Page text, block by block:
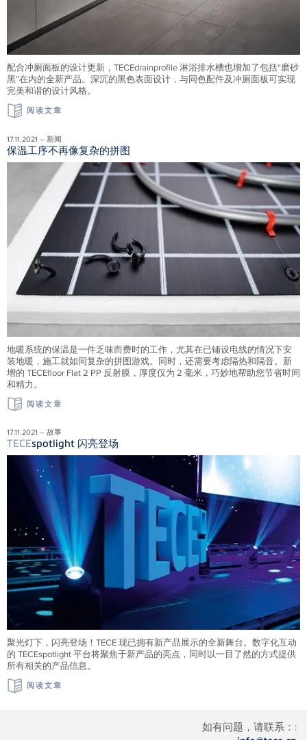
如有问题，请联系：:
配合冲厕面板的设计更新，TECEdrainprofile 淋浴排水槽也增加了包括“磨砂
黑”在内的全新产品。深沉的黑色表面设计，与同色配件及冲厕面板可实现
完美和谐的设计风格。
阅读文章
17.11.2021 – 新闻
保温工序不再像复杂的拼图
地暖系统的保温是一件乏味而费时的工作，尤其在已铺设电线的情况下安
装地暖，施工就如同复杂的拼图游戏。同时，还需要考虑隔热和隔音。新
增的 TECEfloor Flat 2 PP 反射膜，厚度仅为 2 毫米，巧妙地帮助您节省时间
和精力。
阅读文章
17.11.2021 – 故事
TECEspotlight 闪亮登场
聚光灯下，闪亮登场！TECE 现已拥有新产品展示的全新舞台。数字化互动
的 TECEspotlight 平台将聚焦于新产品的亮点，同时以一目了然的方式提供
所有相关的产品信息。
阅读文章